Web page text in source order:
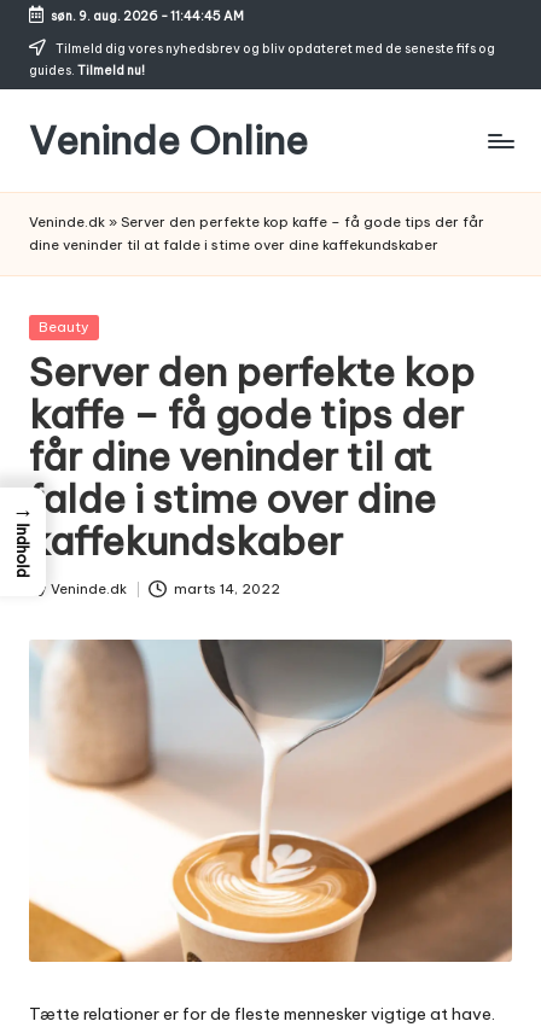
Skip
søn. 9. aug. 2026-11:44:46 AM
Tilmeld dig vores nyhedsbrev og bliv opdateret med de seneste fifs og
guides. Tilmeld nu!
Veninde Online
Veninde.dk » Server den perfekte kop kaffe – få gode tips der får
dine veninder til at falde i stime over dine kaffekundskaber
Posted
Beauty
Server den perfekte kop
kaffe – få gode tips der
får dine veninder til at
falde i stime over dine
kaffekundskaber
Posted
By Veninde.dk marts 14, 2022
Tætte relationer er for de fleste mennesker vigtige at have.
→
Indhold